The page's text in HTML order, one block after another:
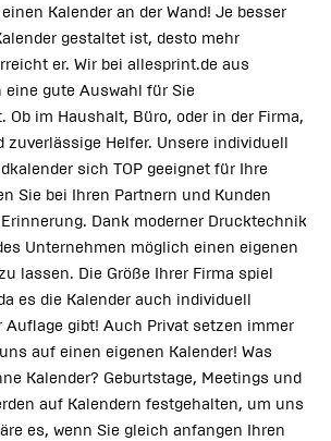
Kalender an der Wand! Je besser
gestaltet ist, desto mehr
er. Wir bei allesprint.de aus
eine gute Auswahl für Sie
Ob im Haushalt, Büro, oder in der Firma,
zuverlässige Helfer. Unsere individuell
sich TOP geeignet für Ihre
Sie bei Ihren Partnern und Kunden
Dank moderner Drucktechnik
Unternehmen möglich einen eigenen
lassen. Die Größe Ihrer Firma spiel
es die Kalender auch individuell
gibt! Auch Privat setzen immer
auf einen eigenen Kalender! Was
Kalender? Geburtstage, Meetings und
auf Kalendern festgehalten, um uns
es, wenn Sie gleich anfangen Ihren